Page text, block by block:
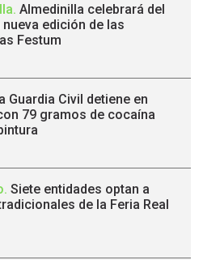
. Almedinilla celebrará del
edición de las
Festum
Guardia Civil detiene en
79 gramos de cocaína
. Siete entidades optan a
de la Feria Real